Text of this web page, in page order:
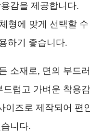
감을 제공합니다.
형에 맞게 선택할
하기 좋습니다.
소재로, 면의 부드
럽고 가벼운 착용
이즈로 제작되어 편
니다.